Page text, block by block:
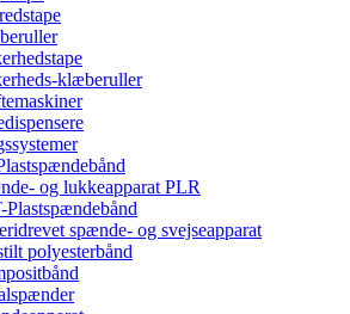
klæberuller
og lukkeapparat PLR
Plastspændebånd
spænde- og svejseapparat
polyesterbånd